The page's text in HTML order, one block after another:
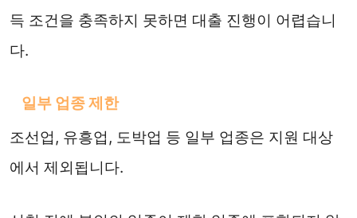
득 조건을 충족하지 못하면 대출 진행이 어렵습니
다.
일부 업종 제한
조선업, 유흥업, 도박업 등 일부 업종은 지원 대상
에서 제외됩니다.